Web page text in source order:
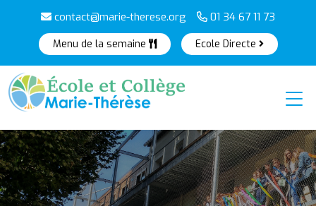
contact@marie-therese.org 01 34 67 11 73
Menu de la semaine Ecole Directe